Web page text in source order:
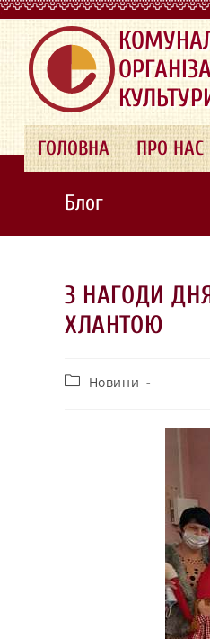
.
ГОЛОВНА ПРО НАС
Блог
З НАГОДИ
ХЛАНТОЮ
Новини